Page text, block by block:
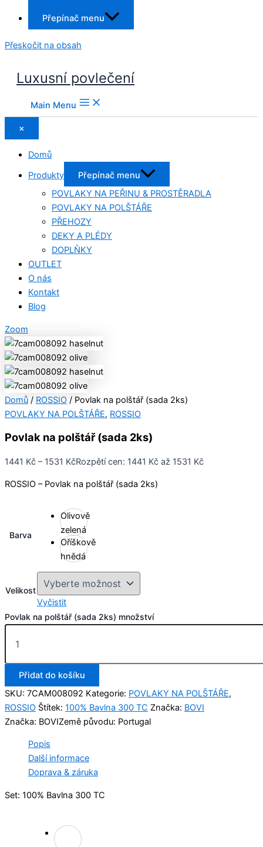
Přepínač menu
Přeskočit na obsah
Luxusní povlečení
Main Menu
×
Domů
Produkty
Přepínač menu
POVLAKY NA PEŘINU & PROSTĚRADLA
POVLAKY NA POLŠTÁŘE
PŘEHOZY
DEKY A PLÉDY
DOPLŇKY
OUTLET
O nás
Kontakt
Blog
Zoom
Domů / ROSSIO / Povlak na polštář (sada 2ks)
POVLAKY NA POLŠTÁŘE, ROSSIO
Povlak na polštář (sada 2ks)
1441 Kč – 1531 KčRozpětí cen: 1441 Kč až 1531 Kč
ROSSIO – Povlak na polštář (sada 2ks)
Barva
Olivově
zelená
Oříškově
hnědá
Velikost
Vyčistit
Povlak na polštář (sada 2ks) množství
Přidat do košíku
SKU: 7CAM008092 Kategorie: POVLAKY NA POLŠTÁŘE,
ROSSIO Štítek: 100% Bavlna 300 TC Značka: BOVI
Značka: BOVIZemě původu: Portugal
Popis
Další informace
Doprava & záruka
Set: 100% Bavlna 300 TC